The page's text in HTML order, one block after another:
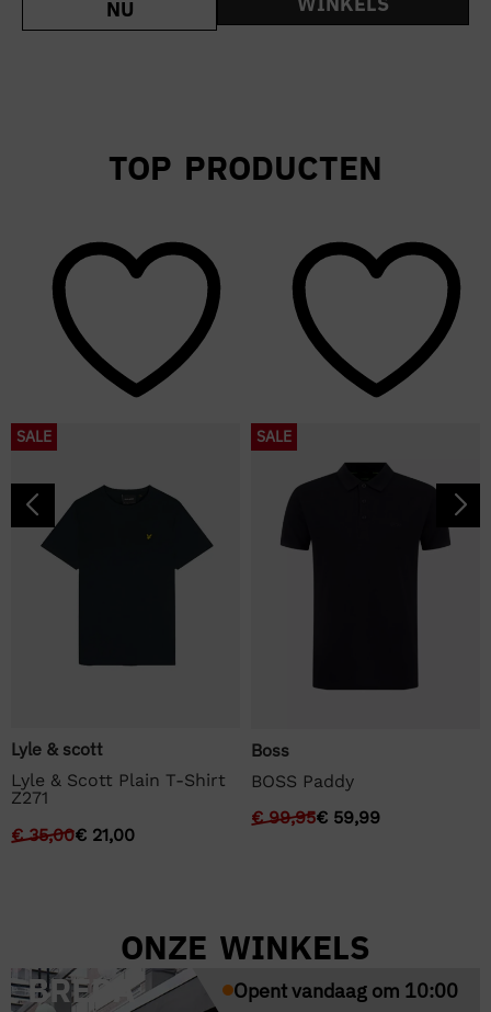
NU
TOP PRODUCTEN
SALE
Lyle & scott
Lyle & Scott Plain T-Shirt
Z271
€35,00€ 21,00
SALE
Boss
BOSS Paddy
€99,95€ 59,99
ONZE WINKELS
Opent vandaag om 10:00
BREDA